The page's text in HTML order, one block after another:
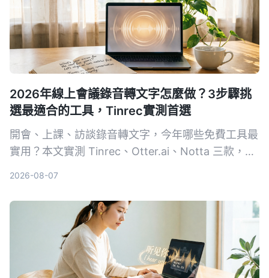
2026年線上會議錄音轉文字怎麼做？3步驟挑
選最適合的工具，Tinrec實測首選
開會、上課、訪談錄音轉文字，今年哪些免費工具最
實用？本文實測 Tinrec、Otter.ai、Notta 三款，從
2026-08-07